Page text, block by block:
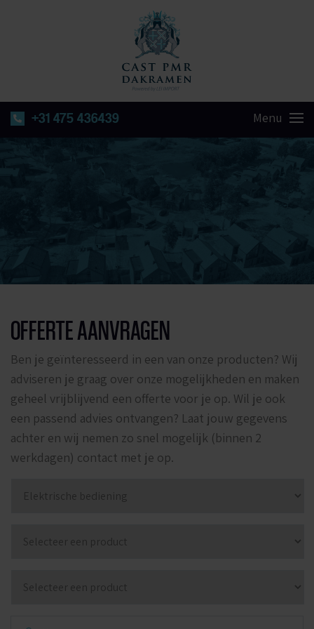
+31 475 436439
OFFERTE AANVRAGEN
Ben je geïnteresseerd in een van onze producten? Wij
adviseren je graag over onze mogelijkheden en maken
geheel vrijblijvend een offerte voor je op. Wil je ook
een passend advies ontvangen? Laat jouw gegevens
achter en wij nemen zo snel mogelijk (binnen 2
werkdagen) contact met je op.